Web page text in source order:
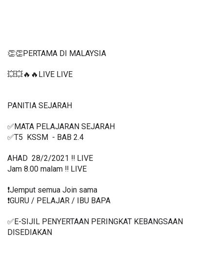
👏👏PERTAMA DI MALAYSIA
💥💥🔥🔥LIVE LIVE
PANITIA SEJARAH
✅MATA PELAJARAN SEJARAH
✅T5  KSSM  - BAB 2.4
AHAD  28/2/2021 ‼️ LIVE
Jam 8.00 malam ‼️ LIVE
❗️Jemput semua Join sama
❗️GURU / PELAJAR / IBU BAPA
✅E-SIJIL PENYERTAAN PERINGKAT KEBANGSAAN
DISEDIAKAN